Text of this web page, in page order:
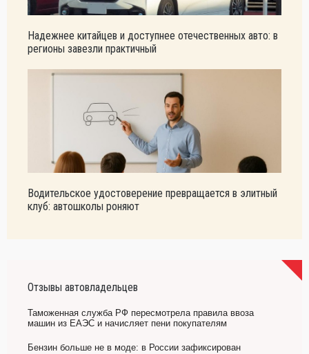
Надежнее китайцев и доступнее отечественных авто: в
регионы завезли практичный
Водительское удостоверение превращается в элитный
клуб: автошколы роняют
Отзывы автовладельцев
Таможенная служба РФ пересмотрела правила ввоза
машин из ЕАЭС и начисляет пени покупателям
Бензин больше не в моде: в России зафиксирован